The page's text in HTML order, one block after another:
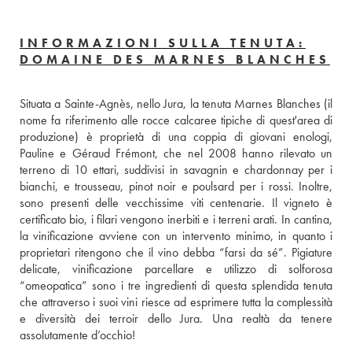
INFORMAZIONI SULLA TENUTA:
DOMAINE DES MARNES BLANCHES
Situata a Sainte-Agnès, nello Jura, la tenuta Marnes Blanches (il
nome fa riferimento alle rocce calcaree tipiche di quest'area di
produzione) è proprietà di una coppia di giovani enologi,
Pauline e Géraud Frémont, che nel 2008 hanno rilevato un
terreno di 10 ettari, suddivisi in savagnin e chardonnay per i
bianchi, e trousseau, pinot noir e poulsard per i rossi. Inoltre,
sono presenti delle vecchissime viti centenarie. Il vigneto è
certificato bio, i filari vengono inerbiti e i terreni arati. In cantina,
la vinificazione avviene con un intervento minimo, in quanto i
proprietari ritengono che il vino debba “farsi da sé”. Pigiature
delicate, vinificazione parcellare e utilizzo di solforosa
“omeopatica” sono i tre ingredienti di questa splendida tenuta
che attraverso i suoi vini riesce ad esprimere tutta la complessità
e diversità dei terroir dello Jura. Una realtà da tenere
assolutamente d’occhio!